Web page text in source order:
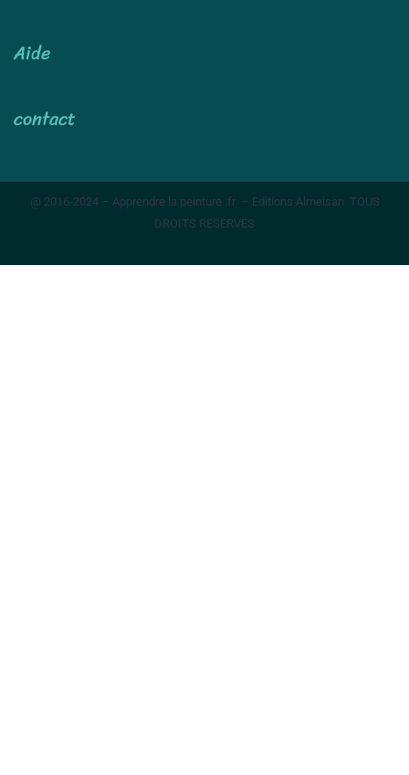
Aide
contact
@ 2016-2024 – Apprendre la peinture .fr – Editions Almeisan TOUS
DROITS RESERVES